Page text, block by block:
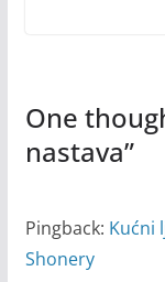
One
nastava”
Pingback: Kućni
Shonery